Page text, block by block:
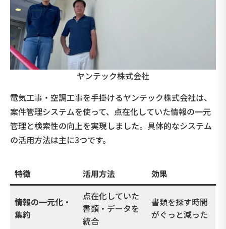
ヤンテック株式会社
電気工事・空調工事を手掛けるヤンテック株式会社は、
案件管理システムを使って、点在化していた情報の一元
管理と検索性の向上を実現しました。具体的なシステム
の活用方法は主に3つです。
特徴 活用方法 効果
情報の一元化・
集約
点在化していた
書類・データを
統合
書類を探す時間
がぐっと減った